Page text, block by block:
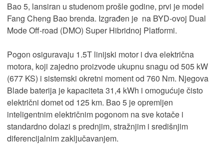
Bao 5, lansiran u studenom prošle godine, prvi je model
Fang Cheng Bao brenda. Izgrađen je na BYD-ovoj Dual
Mode Off-road (DMO) Super Hibridnoj Platformi.
Pogon osiguravaju 1.5T linijski motor i dva električna
motora, koji zajedno proizvode ukupnu snagu od 505 kW
(677 KS) i sistemski okretni moment od 760 Nm. Njegova
Blade baterija je kapaciteta 31,4 kWh i omogućuje čisto
električni domet od 125 km. Bao 5 je opremljen
inteligentnim električnim pogonom na sve kotače i
standardno dolazi s prednjim, stražnjim i središnjim
diferencijalnim zaključavanjem.